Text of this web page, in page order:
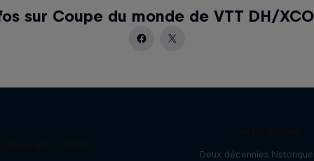
sur Coupe du monde de VTT DH/
Deux décennies